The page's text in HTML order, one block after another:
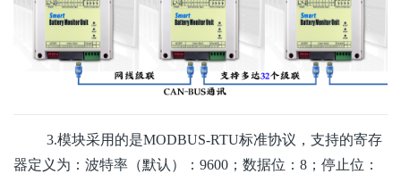
3.模块采用的是MODBUS-RTU标准协议，支持的寄存
器定义为：波特率（默认）：9600；数据位：8；停止位：